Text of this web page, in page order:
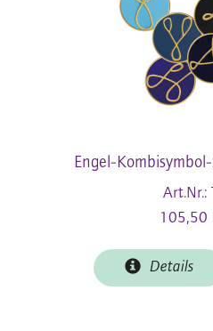
Engel-
Art.Nr.:
105,50
Details